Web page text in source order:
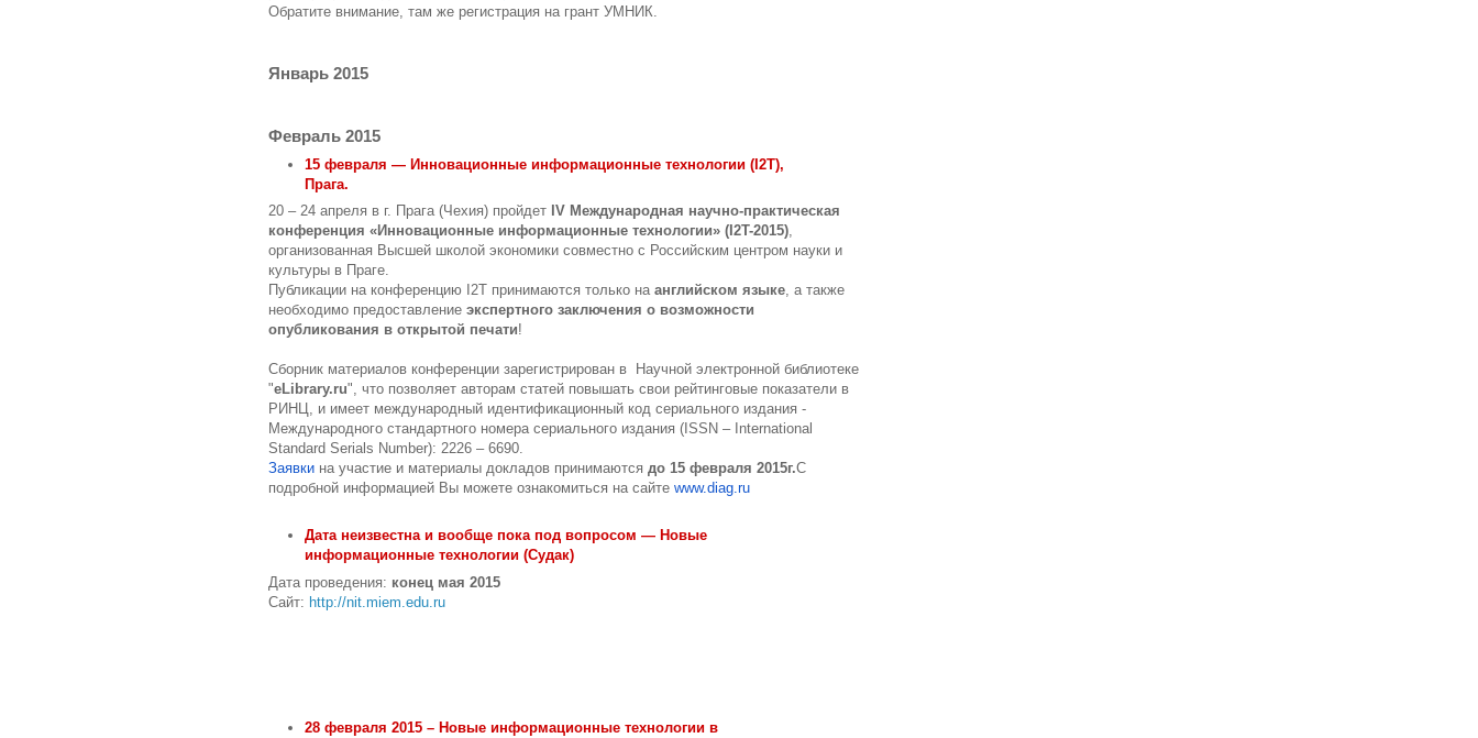
Обратите внимание, там же регистрация на грант УМНИК.
Январь 2015
Февраль 2015
15 февраля — Инновационные информационные технологии (I2T),
Прага.
20 – 24 апреля в г. Прага (Чехия) пройдет V Международная научно-практическая
конференция «Инновационные информационные технологии» (I2T-2015),
организованная Высшей школой экономики совместно с Российским центром науки и
культуры в Праге.
Публикации на конференцию I2T принимаются только наанглийском языке, а также
необходимо предоставление экспертного заключения о возможности
опубликования в открытой печати!
Сборник материалов конференции зарегистрирован в Научной электронной библиотеке
"eLibrary.ru", что позволяет авторам статей повышать свои рейтинговые показатели в
РИНЦ, и имеет международный идентификационный код сериального издания -
Международного стандартного номера сериального издания (ISSN – International
Standard Serials Number): 2226 – 6690.
Заявки на участие и материалы докладов принимаются до 15 февраля 2015г.С
подробной информацией Вы можете ознакомиться на сайте www.diag.ru
Дата неизвестна и вообще пока под вопросом — Новые
информационные технологии (Судак)
Дата проведения: конец мая 2015
Сайт: http://nit.miem.edu.ru
28 февраля 2015 – Новые информационные технологии в